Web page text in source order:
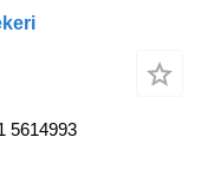
5614993